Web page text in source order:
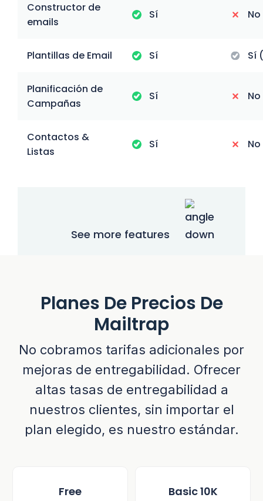
Constructor de
emails
Sí No
Plantillas de Email Sí Sí
Planificación de
Campañas
Sí No
Contactos &
Listas
Sí No
See more features
Planes De Precios De
Mailtrap
No cobramos tarifas adicionales por
mejoras de entregabilidad. Ofrecer
altas tasas de entregabilidad a
nuestros clientes, sin importar el
plan elegido, es nuestro estándar.
Free Basic 10K